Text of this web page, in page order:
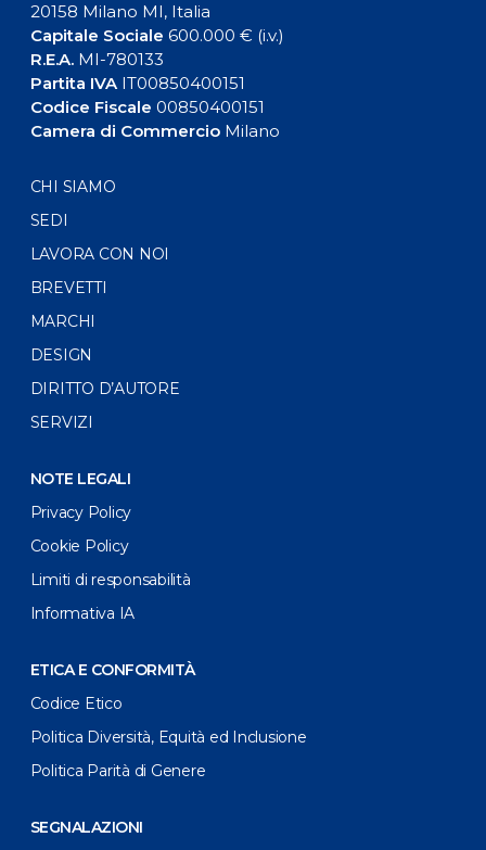
20158 Milano MI, Italia
Capitale Sociale 600.000 € (i.v.)
R.E.A.MI-780133
Partita IVAIT00850400151
Codice Fiscale 00850400151
Camera di CommercioMilano
CHI SIAMO
SEDI
LAVORA CON NOI
BREVETTI
MARCHI
DESIGN
DIRITTO D’AUTORE
SERVIZI
NOTE LEGALI
Privacy Policy
Cookie Policy
Limiti di responsabilità
Informativa IA
ETICA E CONFORMITÀ
Codice Etico
Politica Diversità, Equità ed Inclusione
Politica Parità di Genere
SEGNALAZIONI